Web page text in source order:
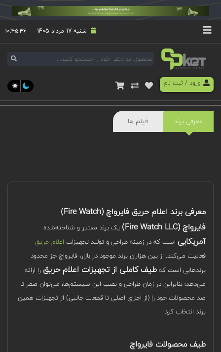
شنبه 17 مرداد 1405 ۱۰:۴۵:۴۶
ورود/ ثبت نام
معرفی برند فیلم ها
معرفی برند اعلام حریق فایرواچ (Fire Watch)
فایرواچ (Fire Watch LLC)
یک برند معتبر و شناخته‌شده
آمریکایی است که در زمینه طراحی و تولید تجهیزات اعلام حریق
فعالیت می‌کند. از بین هزاران برند موجود در بازار، فایرواچ جز محدود
برندهایی است کهطیف کاملی از تجهیزات اعلام حریق را ارائه
می‌دهد؛ بنابراین در زمان طراحی و نصب این سیستم‌ها، می‌توان صفر تا
صد محصولات خود را (از اجزای اصلی تا قطعات جانبی) از تجهیزات همین
برند انتخاب کرد.
طیف محصولات فایرواچ